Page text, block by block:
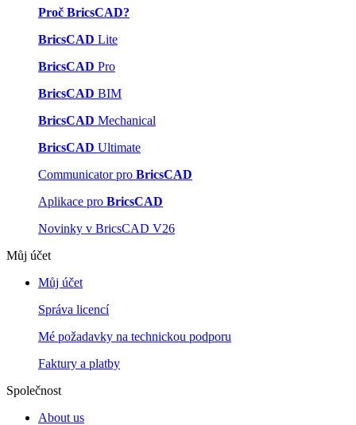
Proč BricsCAD?
BricsCAD Lite
BricsCAD Pro
BricsCAD BIM
BricsCAD Mechanical
BricsCAD Ultimate
Communicator pro BricsCAD
Aplikace pro BricsCAD
Novinky v BricsCAD V26
Můj účet
Můj účet
Správa licencí
Mé požadavky na technickou podporu
Faktury a platby
Společnost
About us